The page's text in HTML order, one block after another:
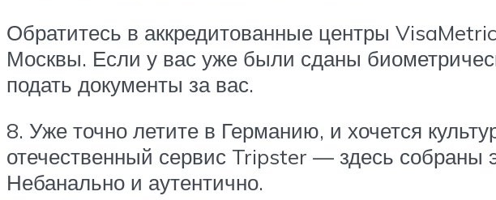
Обратитесь в аккредитованные центры
Москвы. Если у вас уже были сданы
подать документы за вас.
8. Уже точно летите в Германию, и хочется
отечественный сервис Tripster — здесь собраны
Небанально и аутентично.